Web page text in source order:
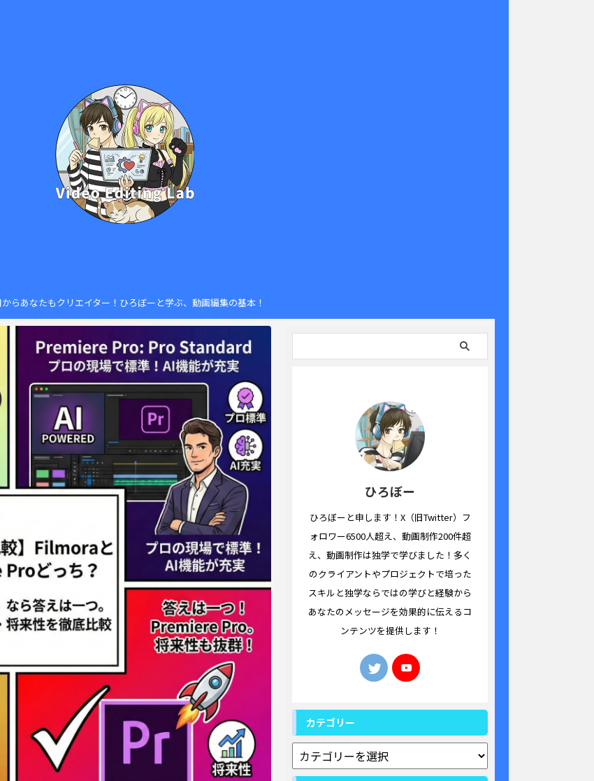
らあなたもクリエイター！ひろぼーと学ぶ、動画編集の基本！
ひろぼー
ひろぼーと申します！X（旧Twitter）フ
ォロワー6500人超え、動画制作200件超
え、動画制作は独学で学びました！多く
のクライアントやプロジェクトで培った
スキルと独学ならではの学びと経験から
あなたのメッセージを効果的に伝えるコ
ンテンツを提供します！
カテゴリー